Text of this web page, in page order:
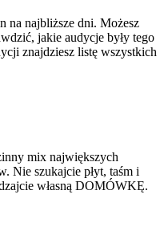
na najbliższe dni. Możesz
jakie audycje były tego
znajdziesz listę wszystkich
mix największych
Nie szukajcie płyt, taśm i
własną DOMÓWKĘ.